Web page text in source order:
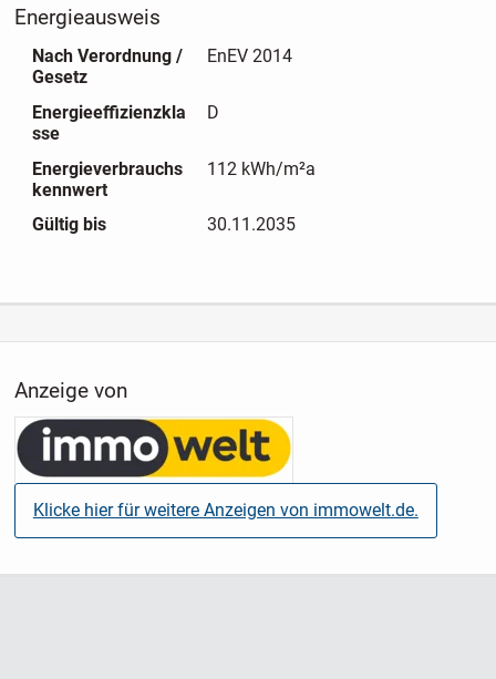
Energieausweis
Nach Verordnung /
Gesetz
EnEV 2014
Energieeffizienzkla
sse
D
Energieverbrauchs
kennwert
112 kWh/m²a
Gültig bis 30.11.2035
Anzeige von
Klicke hier für weitere Anzeigen von immowelt.de.